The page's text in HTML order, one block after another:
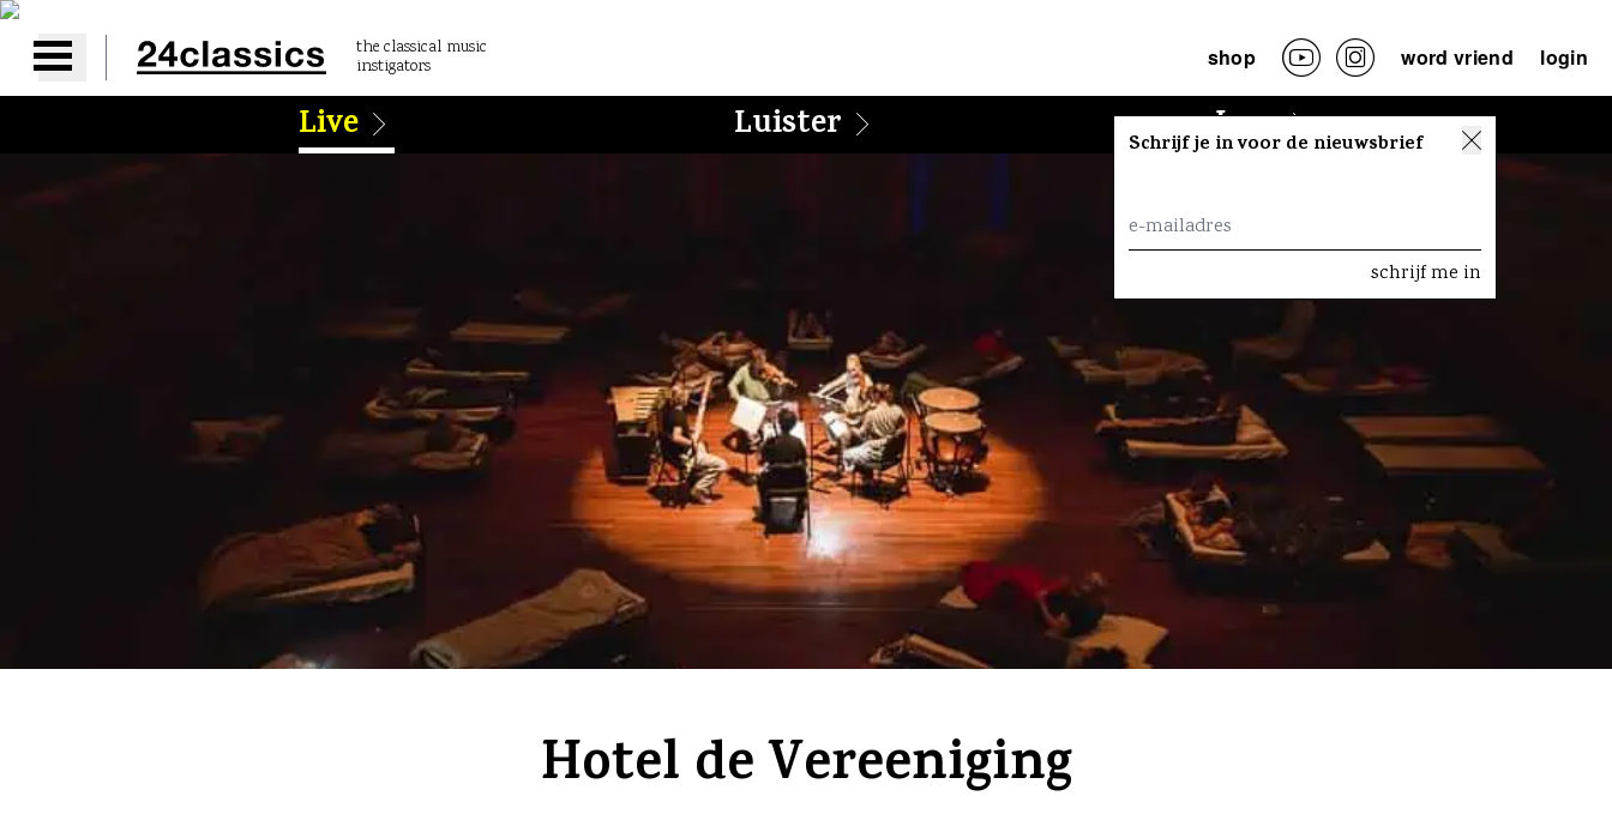
Open main menu
the classical music
instigators
shop word vriend login
Live Luister Lees
Hotel de Vereeniging
Schrijf je in voor de nieuwsbrief